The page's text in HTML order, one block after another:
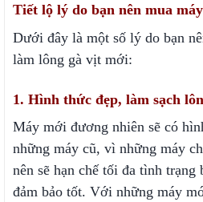
Tiết lộ lý do bạn nên mua
Dưới đây là một số lý do bạn
làm lông gà vịt mới:
1. Hình thức đẹp, làm sạch
Máy mới đương nhiên sẽ có
những máy cũ, vì những máy
nên sẽ hạn chế tối đa tình trạng
đảm bảo tốt. Với những máy